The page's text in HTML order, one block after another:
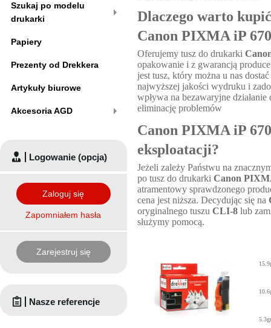
Dlaczego warto
Canon PIXMA iP
Oferujemy tusz do drukarki
opakowanie i z gwarancją
jest tusz, który można u nas
najwyższej jakości wydruku i
wpływa na bezawaryjne
eliminację problemów
Canon PIXMA iP
eksploatacji?
Jeżeli zależy Państwu na
po tusz do drukarki Canon
atramentowy sprawdzonego
cena jest niższa. Decydując się na
oryginalnego tuszu CLI-8 lub
służymy pomocą.
5.3gr
Szukaj po modelu
drukarki
Papiery
Prezenty od Drekkera
Artykuły biurowe
Akcesoria AGD
Logowanie (opcja)
Zaloguj się
Zapomniałem hasła
Zarejestruj się
Nasze referencje